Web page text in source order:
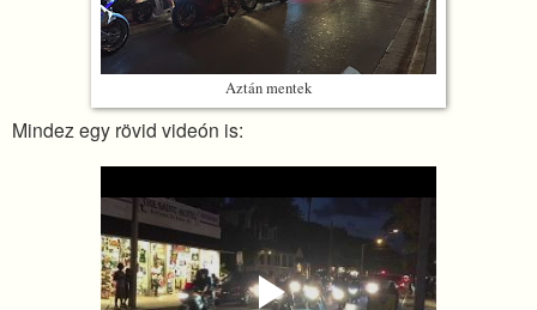
Aztán mentek
Mindez egy rövid videón is: